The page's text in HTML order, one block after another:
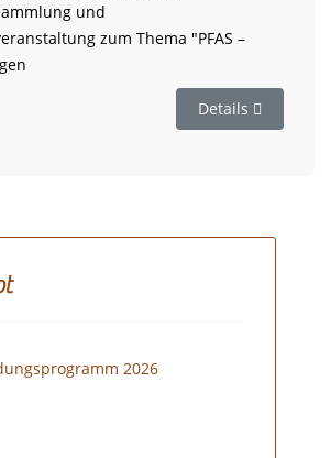
und
zum Thema "PFAS –
Details
2026